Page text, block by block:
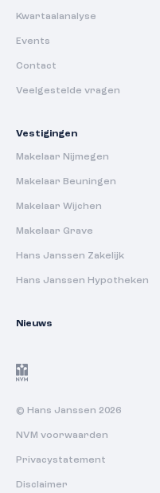
Kwartaalanalyse
Events
Contact
Veelgestelde vragen
Vestigingen
Makelaar Nijmegen
Makelaar Beuningen
Makelaar Wijchen
Makelaar Grave
Hans Janssen Zakelijk
Hans Janssen Hypotheken
Nieuws
© Hans Janssen 2026
NVM voorwaarden
Privacystatement
Disclaimer